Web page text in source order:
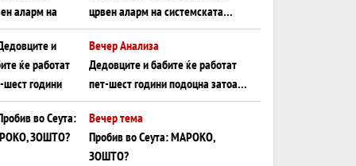
црвен аларм на системската
плоча од јужна Германија до
Црното Море...
Вечер Анализа
Дедовците и бабите ќе работат
пет-шест години подоцна затоа
што НЕМААТ ВНУЦИ ДА ГИ
ЗАМЕНАТ
Вечер тема
Пробив во Сеута: МАРОКО,
ЗОШТО?